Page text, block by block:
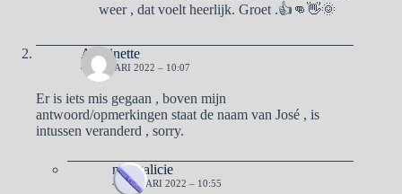
weer , dat voelt heerlijk. Groet .👍👊👋🌞
Antoinette
4 JANUARI 2022 – 10:07
Er is iets mis gegaan , boven mijn
antwoord/opmerkingen staat de naam van José , is
intussen veranderd , sorry.
naargalicie
4 JANUARI 2022 – 10:55